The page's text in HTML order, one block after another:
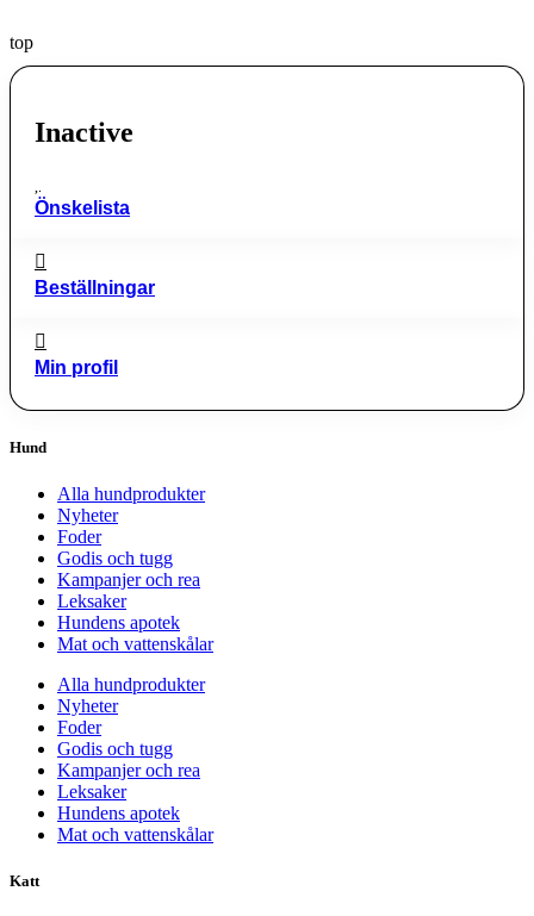
top
Inactive
Önskelista
Beställningar
Min profil
Hund
Alla hundprodukter
Nyheter
Foder
Godis och tugg
Kampanjer och rea
Leksaker
Hundens apotek
Mat och vattenskålar
Alla hundprodukter
Nyheter
Foder
Godis och tugg
Kampanjer och rea
Leksaker
Hundens apotek
Mat och vattenskålar
Katt